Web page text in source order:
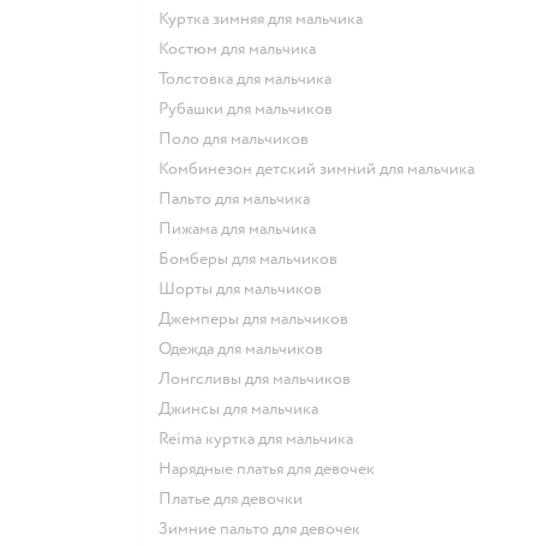
Куртка зимняя для мальчика
Костюм для мальчика
Толстовка для мальчика
Рубашки для мальчиков
Поло для мальчиков
Комбинезон детский зимний для мальчика
Пальто для мальчика
Пижама для мальчика
Бомберы для мальчиков
Шорты для мальчиков
Джемперы для мальчиков
Одежда для мальчиков
Лонгсливы для мальчиков
Джинсы для мальчика
Reima куртка для мальчика
Нарядные платья для девочек
Платье для девочки
Зимние пальто для девочек